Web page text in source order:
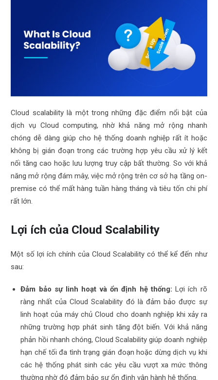
Cloud scalability là một trong những đặc điểm nổi bật của
dịch vụ Cloud computing, nhờ khả năng mở rộng nhanh
chóng dễ dàng giúp cho hệ thống doanh nghiệp rất ít hoặc
không bị gián đoạn trong các trường hợp yêu cầu xử lý kết
nối tăng cao hoặc lưu lượng truy cập bất thường. So với khả
năng mở rộng đám mây, việc mở rộng trên cơ sở hạ tầng on-
premise có thể mất hàng tuần hàng tháng và tiêu tốn chi phí
rất lớn.
Lợi ích của Cloud Scalability
Một số lợi ích chính của Cloud Scalability có thể kể đến như
sau:
Đảm bảo sự linh hoạt và ổn định hệ thống: Lợi ích rõ
ràng nhất của Cloud Scalability đó là đảm bảo được sự
linh hoạt của máy chủ Cloud cho doanh nghiệp khi xảy ra
những trường hợp phát sinh tăng đột biến. Với khả năng
phản hồi nhanh chóng, Cloud Scalability giúp doanh nghiệp
hạn chế tối đa tình trạng gián đoạn hoặc dừng dịch vụ khi
các hệ thống phát sinh các yêu cầu vượt xa mức thông
thường nhờ đó đảm bảo sự ổn định vận hành hệ thống.